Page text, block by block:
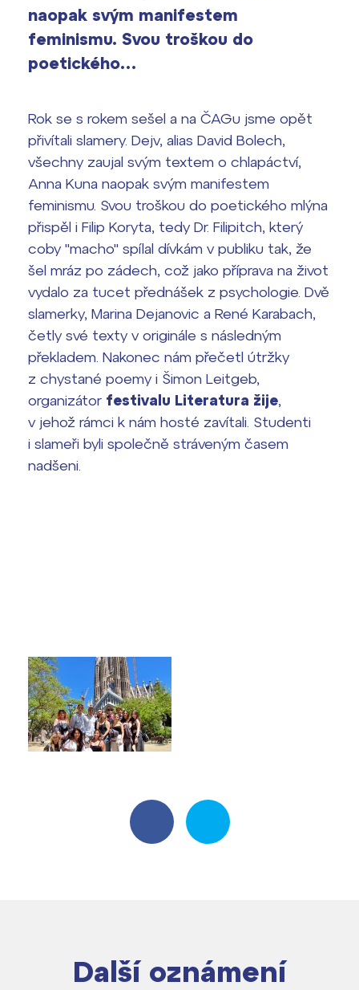
Výsledky 1. kola přijímacího řízení
2026/2027
Europass
FOCUSing
Zahraniční stipendia
ČAG studentský
Maturitní témata
Pomoc! Mám problém!
Harmonogram školního roku
Termíny maturit
vyhledávání
Office 365
naopak svým manifestem
feminismu. Svou troškou do
poetického…
Rok se s rokem sešel a na ČAGu jsme opět
přivítali slamery. Dejv, alias David Bolech,
všechny zaujal svým textem o chlapáctví,
Anna Kuna naopak svým manifestem
feminismu. Svou troškou do poetického mlýna
přispěl i Filip Koryta, tedy Dr. Filipitch, který
coby "macho" spílal dívkám v publiku tak, že
šel mráz po zádech, což jako příprava na život
vydalo za tucet přednášek z psychologie. Dvě
slamerky, Marina Dejanovic a René Karabach,
četly své texty v originále s následným
překladem. Nakonec nám přečetl útržky
z chystané poemy i Šimon Leitgeb,
organizátor festivalu Literatura žije,
v jehož rámci k nám hosté zavítali. Studenti
i slameři byli společně stráveným časem
nadšeni.
Další oznámení